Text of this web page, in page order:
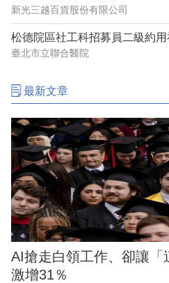
新光三越百貨股份有限公司
松德院區社工科招募員二級約
臺北市立聯合醫院
最新文章
AI搶走白領工作、卻讓
激增31％